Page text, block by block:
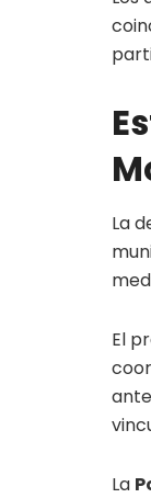
La
El
La